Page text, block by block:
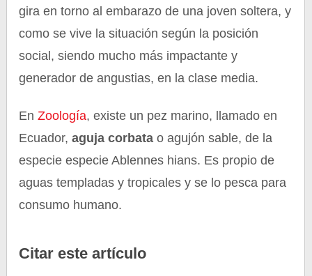
gira en torno al embarazo de una joven soltera, y
como se vive la situación según la posición
social, siendo mucho más impactante y
generador de angustias, en la clase media.
EnZoología, existe un pez marino, llamado en
Ecuador,aguja corbata o agujón sable, de la
especie especie Ablennes hians. Es propio de
aguas templadas y tropicales y se lo pesca para
consumo humano.
Citar este artículo